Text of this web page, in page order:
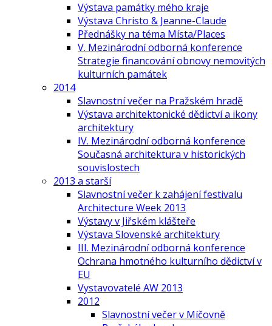
Výstava památky mého kraje
Výstava Christo & Jeanne-Claude
Přednášky na téma Místa/Places
V. Mezinárodní odborná konference
Strategie financování obnovy nemovitých
kulturních památek
2014
Slavnostní večer na Pražském hradě
Výstava architektonické dědictví a ikony
architektury
IV. Mezinárodní odborná konference
Současná architektura v historických
souvislostech
2013 a starší
Slavnostní večer k zahájení festivalu
Architecture Week 2013
Výstavy v Jiřském klášteře
Výstava Slovenské architektury
III. Mezinárodní odborná konference
Ochrana hmotného kulturního dědictví v
EU
Vystavovatelé AW 2013
2012
Slavnostní večer v Míčovně